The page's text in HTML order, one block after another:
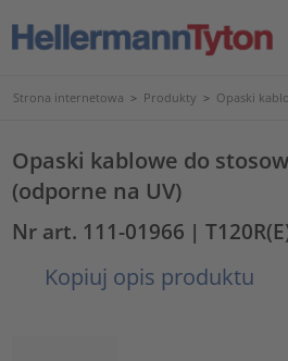
Strona internetowa > Produkty > Opaski
Opaski kablowe do
(odporne na UV)
Nr art. 111-01966 |
Kopiuj opis produktu